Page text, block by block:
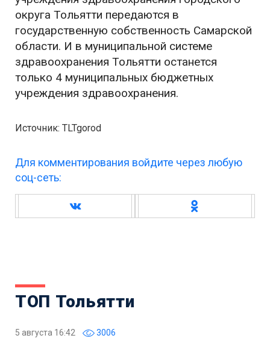
округа Тольятти передаются в
государственную собственность Самарской
области. И в муниципальной системе
здравоохранения Тольятти останется
только 4 муниципальных бюджетных
учреждения здравоохранения.
Источник: TLTgorod
Для комментирования войдите через любую
соц-сеть:
ТОП Тольятти
5 августа 16:42 3006